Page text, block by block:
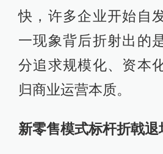
快，许多企业开始自
一现象背后折射出的
分追求规模化、资本
归商业运营本质。
新零售模式标杆折戟退